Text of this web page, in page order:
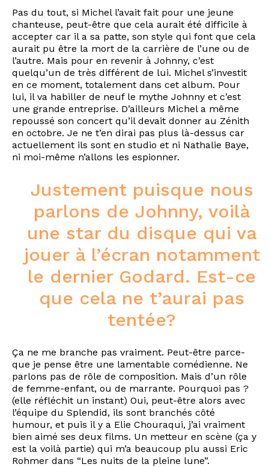
Pas du tout, si Michel l’avait fait pour une jeune
chanteuse, peut-être que cela aurait été difficile à
accepter car il a sa patte, son style qui font que cela
aurait pu être la mort de la carrière de l’une ou de
l’autre. Mais pour en revenir à Johnny, c’est
quelqu’un de très différent de lui. Michel s’investit
en ce moment, totalement dans cet album. Pour
lui, il va habiller de neuf le mythe Johnny et c’est
une grande entreprise. D’ailleurs Michel a même
repoussé son concert qu’il devait donner au Zénith
en octobre. Je ne t’en dirai pas plus là-dessus car
actuellement ils sont en studio et ni Nathalie Baye,
ni moi-même n’allons les espionner.
Justement puisque nous
parlons de Johnny, voilà
une star du disque qui va
jouer à l’écran notamment
le dernier Godard. Est-ce
que cela ne t’aurai pas
tentée?
Ça ne me branche pas vraiment. Peut-être parce-
que je pense être une lamentable comédienne. Ne
parlons pas de rôle de composition. Mais d’un rôle
de femme-enfant, ou de marrante. Pourquoi pas ?
(elle réfléchit un instant) Oui, peut-être alors avec
l’équipe du Splendid, ils sont branchés côté
humour, et puis il y a Elie Chouraqui, j’ai vraiment
bien aimé ses deux films. Un metteur en scène (ça y
est la voilà partie) qui m’a beaucoup plu aussi Eric
Rohmer dans “Les nuits de la pleine lune”.